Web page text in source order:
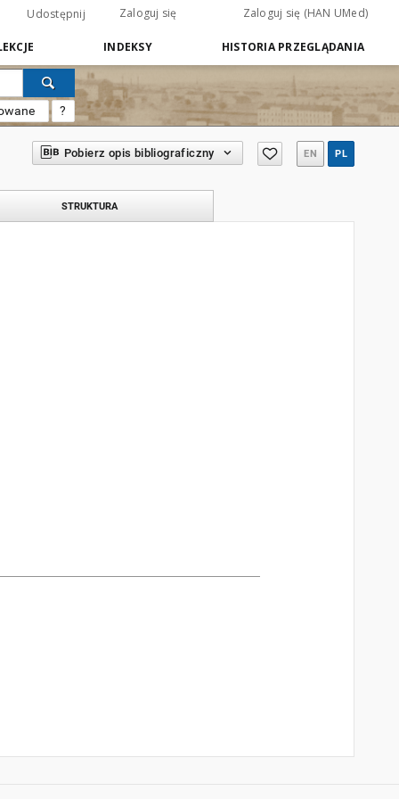
Udostępnij Zaloguj się Zaloguj się (HAN UMed)
INDEKSY HISTORIA PRZEGLĄDANIA
?
Pobierz opis bibliograficzny EN PL
STRUKTURA